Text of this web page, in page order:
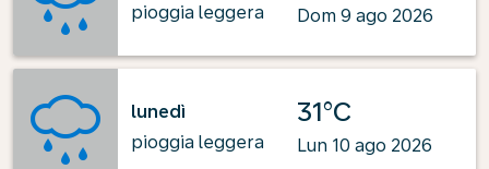
pioggia leggera
Dom 9 ago 2026
lunedì
pioggia leggera
31°C
Lun 10 ago 2026